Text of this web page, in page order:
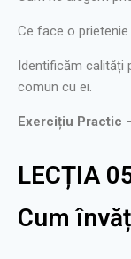
Ce face o
Identificăm calități
comun cu ei.
Exercițiu Practic
LECȚIA
Cum